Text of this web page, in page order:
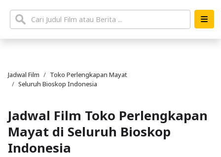
Jadwal Film
Toko Perlengkapan Mayat
Seluruh Bioskop Indonesia
Jadwal Film Toko Perlengkapan
Mayat di Seluruh Bioskop
Indonesia